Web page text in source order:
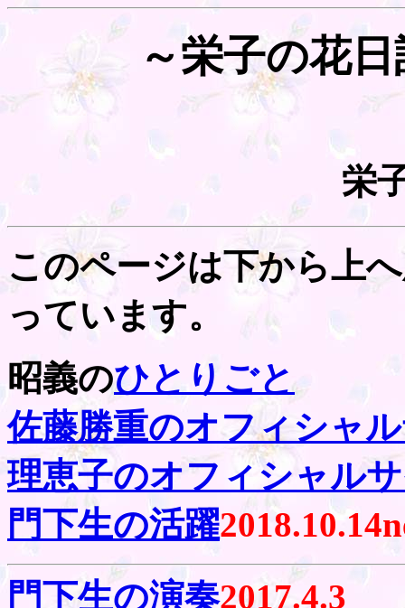
～栄子の花
栄
このページは下から上
っています。
昭義のひとりごと
佐藤勝重のオフィシャ
理恵子のオフィシャル
門下生の活躍2018.10.14
門下生の演奏2017.4.3